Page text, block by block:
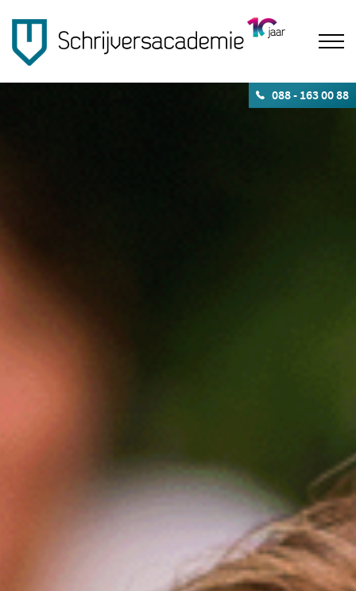
088 - 163 00 88